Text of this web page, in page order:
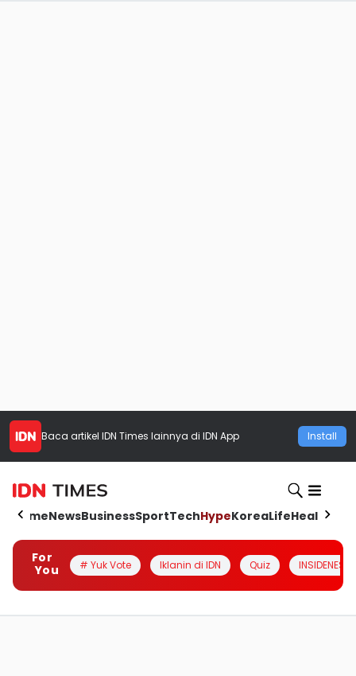
Baca artikel IDN Times lainnya di IDN App Install
HomeNewsBusinessSportTechHypeKoreaLifeHealth
For
You
# Yuk Vote Iklanin di IDN Quiz INSIDENESIA